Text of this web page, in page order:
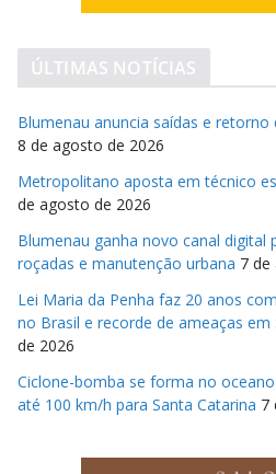
ÚLTIMAS NOTÍCIAS
Blumenau anuncia saídas e retorno
8 de agosto de 2026
Metropolitano aposta em técnico
de agosto de 2026
Blumenau ganha novo canal digital
roçadas e manutenção urbana 7 de
Lei Maria da Penha faz 20 anos
no Brasil e recorde de ameaças em
de 2026
Ciclone-bomba se forma no
até 100 km/h para Santa Catarina 7